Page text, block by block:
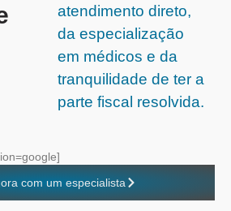
atendimento direto,
da especialização
em médicos e da
tranquilidade de ter a
parte fiscal resolvida.
com um especialista